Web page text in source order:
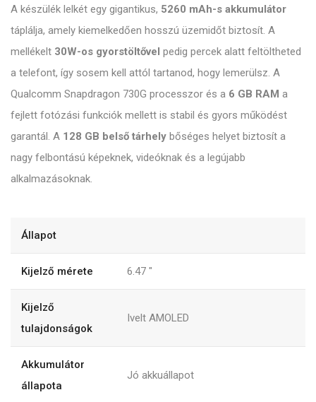
A készülék lelkét egy gigantikus, 5260 mAh-s akkumulátor
táplálja, amely kiemelkedően hosszú üzemidőt biztosít. A
mellékelt 30W-os gyorstöltővel pedig percek alatt feltöltheted
a telefont, így sosem kell attól tartanod, hogy lemerülsz. A
Qualcomm Snapdragon 730G processzor és a 6 GB RAM a
fejlett fotózási funkciók mellett is stabil és gyors működést
garantál. A 128 GB belső tárhely bőséges helyet biztosít a
nagy felbontású képeknek, videóknak és a legújabb
alkalmazásoknak.
Állapot
Kijelző mérete 6.47 "
Kijelző
tulajdonságok
Ivelt AMOLED
Akkumulátor
állapota
Jó akkuállapot